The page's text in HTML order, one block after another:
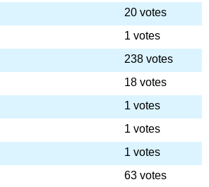
20 votes
1 votes
238 votes
18 votes
1 votes
1 votes
1 votes
63 votes